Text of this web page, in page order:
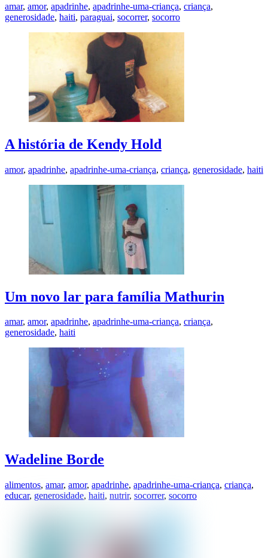
amar, amor, apadrinhe, apadrinhe-uma-criança, criança,
generosidade, haiti, paraguai, socorrer, socorro
A história de Kendy Hold
amor, apadrinhe, apadrinhe-uma-criança, criança, generosidade, haiti
Um novo lar para família Mathurin
amar, amor, apadrinhe, apadrinhe-uma-criança, criança,
generosidade, haiti
Wadeline Borde
alimentos, amar, amor, apadrinhe, apadrinhe-uma-criança, criança,
educar, generosidade, haiti, nutrir, socorrer, socorro